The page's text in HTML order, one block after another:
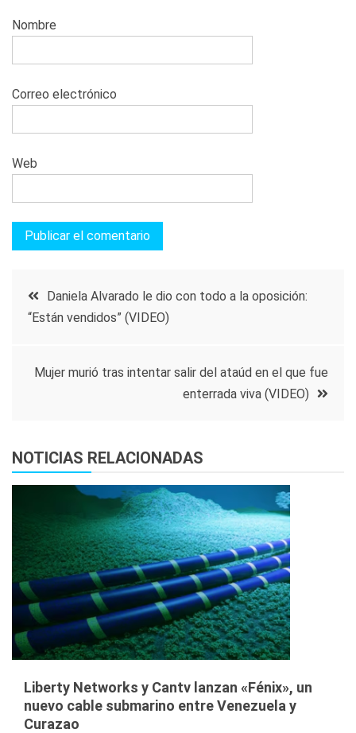
Nombre
Correo electrónico
Web
Navegación
entradas
Daniela Alvarado le dio con todo a la oposición:
“Están vendidos” (VIDEO)
Mujer murió tras intentar salir del ataúd en el que fue
enterrada viva (VIDEO)
NOTICIAS RELACIONADAS
Liberty Networks y Cantv lanzan «Fénix», un
nuevo cable submarino entre Venezuela y
Curazao